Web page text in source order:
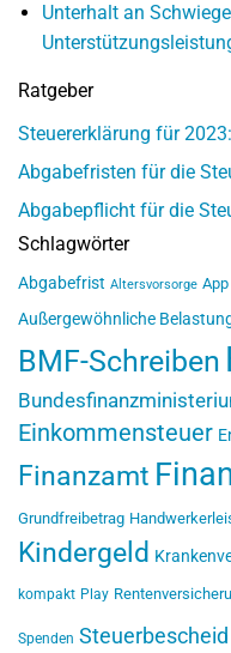
Unterhalt an
Ratgeber
Steuererklärung für
Abgabefristen für die
Abgabepflicht für die
Schlagwörter
Abgabefrist Altersvorsorge App
Außergewöhnliche
BMF-Schreiben
Einkommensteuer
Finanzamt
Grundfreibetrag
Kindergeld
kompakt Play
Spenden Steuerbescheid